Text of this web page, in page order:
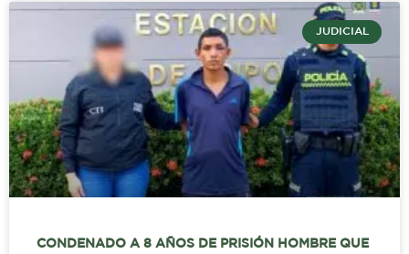
JUDICIAL
CONDENADO A 8 AÑOS DE PRISIÓN HOMBRE QUE